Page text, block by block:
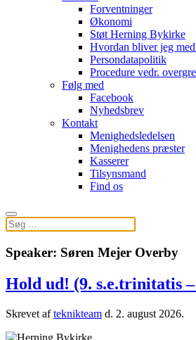
Forventninger
Økonomi
Støt Herning Bykirke
Hvordan bliver jeg
Persondatapolitik
Procedure vedr.
Følg med
Facebook
Nyhedsbrev
Kontakt
Menighedsledelsen
Menighedens præster
Kasserer
Tilsynsmand
Find os
Speaker: Søren Mejer Overby
Hold ud! (9. s.e.trinitatis
Skrevet afteknikteam d. 2. august 2026.